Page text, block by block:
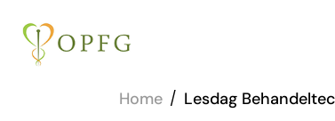
Home / Lesdag